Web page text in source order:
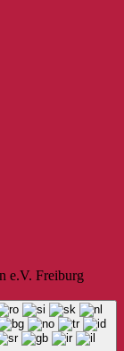
e.V. Freiburg